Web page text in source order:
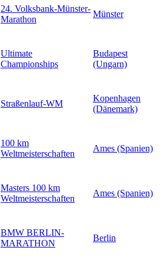
24. Volksbank-Münster-
Marathon
Münster
Ultimate
Championships
Budapest
(Ungarn)
Straßenlauf-WM
Kopenhagen
(Dänemark)
100 km
Weltmeisterschaften
Ames (Spanien)
Masters 100 km
Weltmeisterschaften
Ames (Spanien)
BMW BERLIN-
MARATHON
Berlin